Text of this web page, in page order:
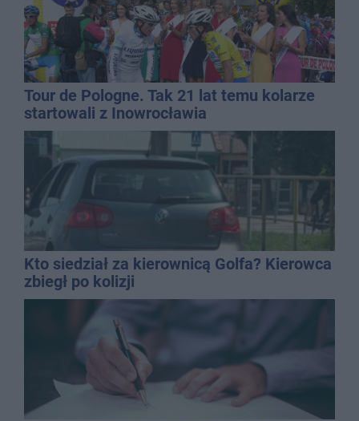
Tour de Pologne. Tak 21 lat temu kolarze
startowali z Inowrocławia
Kto siedział za kierownicą Golfa? Kierowca
zbiegł po kolizji